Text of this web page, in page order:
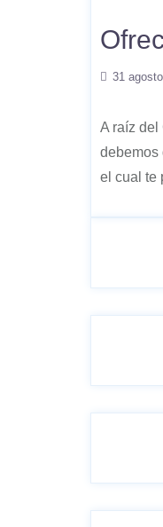
31
A raíz del
debemos
el cual te